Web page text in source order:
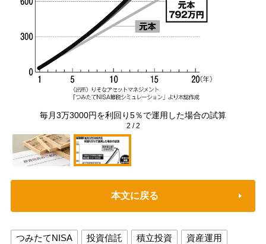
毎月3万3000円を利回り5％で運用した場合の試算
2 /2
本文に戻る
つみたてNISA 投資信託 積立投資
資産運用